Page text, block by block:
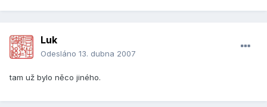
Luk
Odesláno 13. dubna 2007
tam už bylo něco jiného.